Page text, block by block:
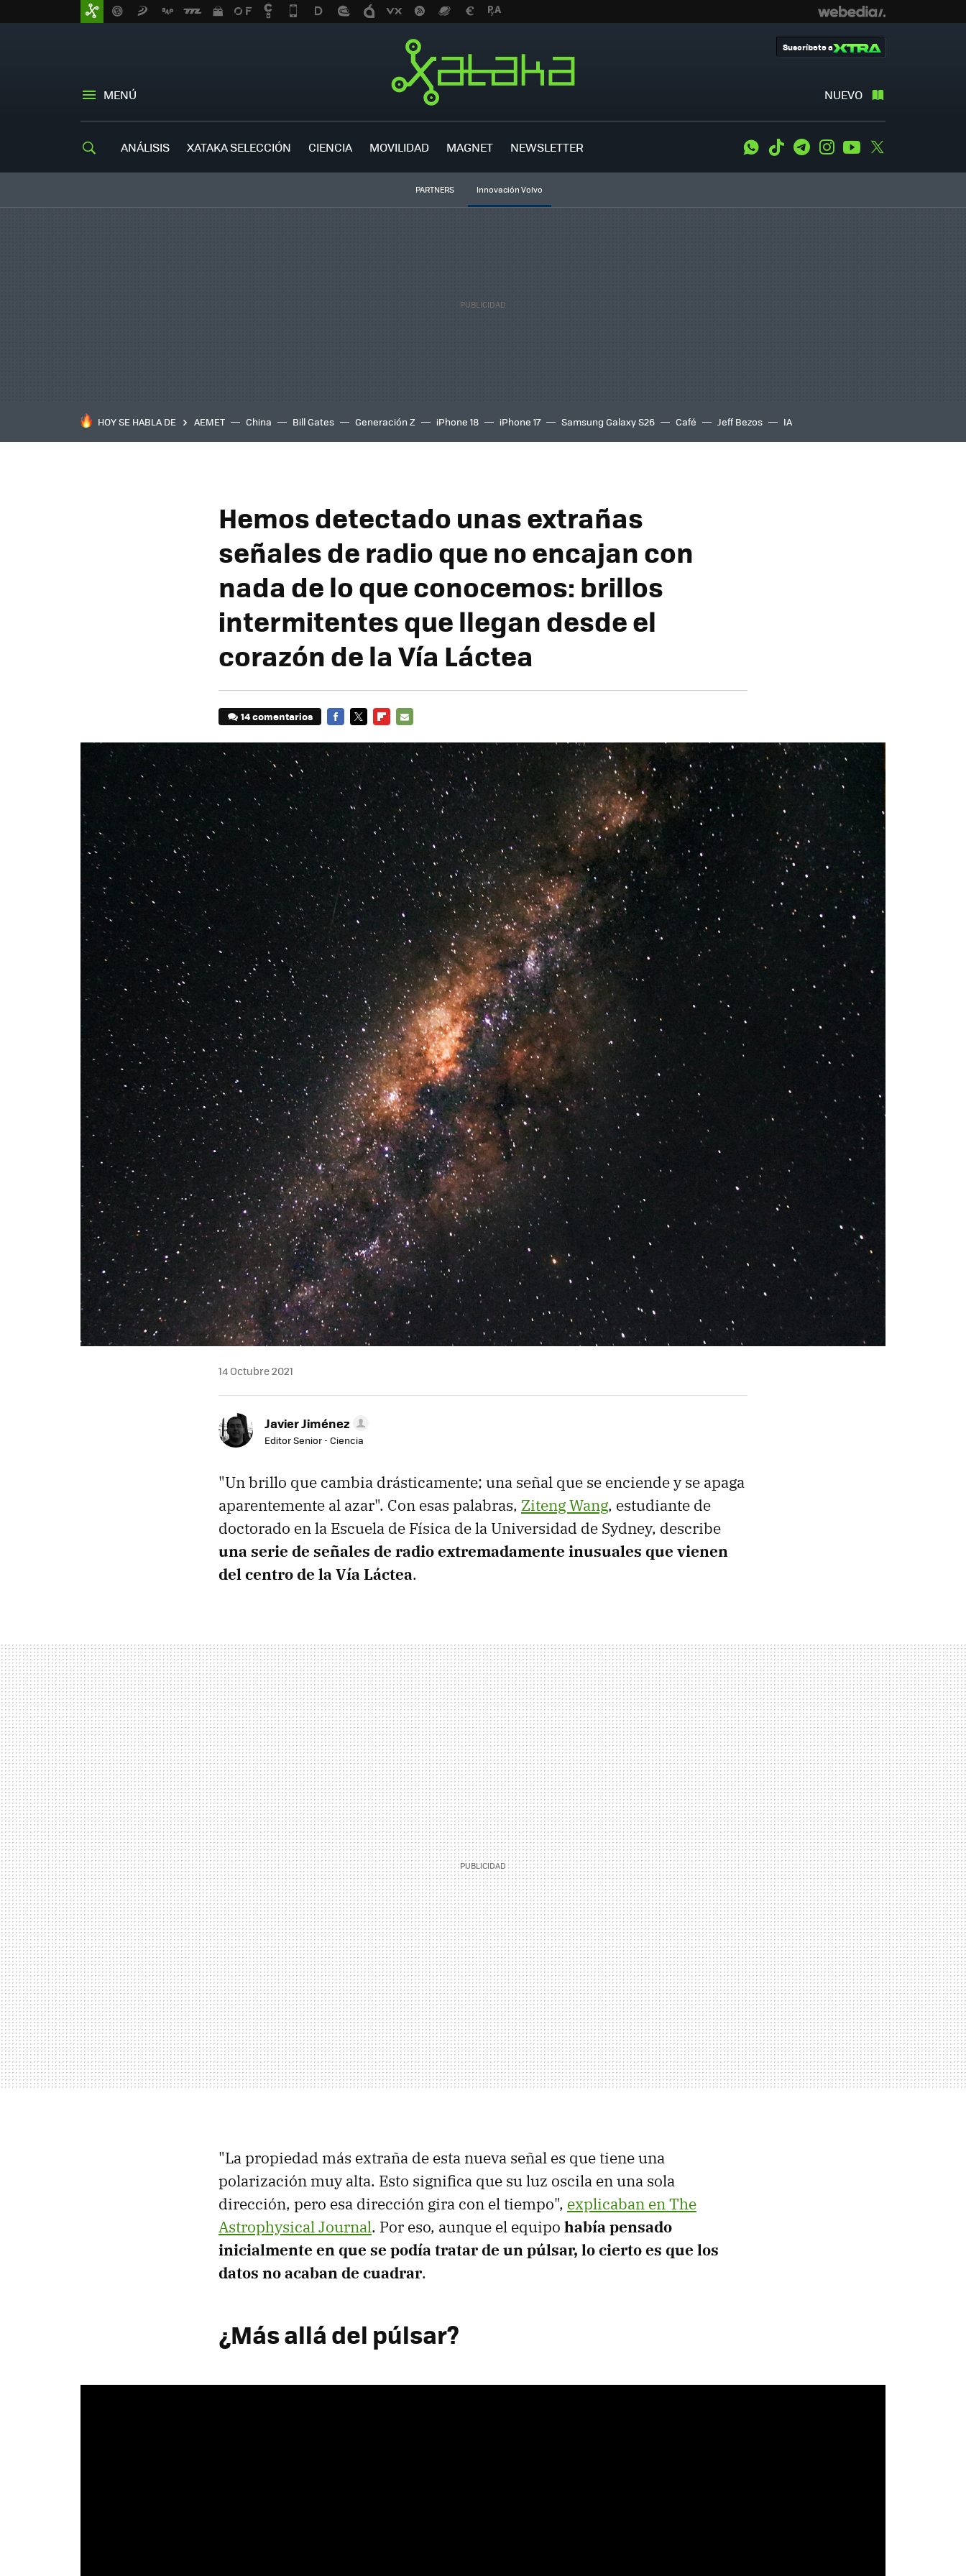
MENÚ NUEVO
Suscríbete a
ANÁLISIS XATAKA SELECCIÓN CIENCIA MOVILIDAD MAGNET NEWSLETTER WhatsApp
Tiktok TelegramInstagramYoutube
PARTNERS Innovación Volvo
HOY SE HABLA DE AEMET China Bill Gates Generación Z iPhone 18 iPhone 17 Samsung Galaxy S26 Café Jeff Bezos IA
Hemos detectado unas extrañas
señales de radio que no encajan con
nada de lo que conocemos: brillos
intermitentes que llegan desde el
corazón de la Vía Láctea
14 comentarios
MAIL
14 Octubre 2021
Javier Jiménez
Editor Senior - Ciencia
"Un brillo que cambia drásticamente; una señal que se enciende y se apaga
aparentemente al azar". Con esas palabras, Ziteng Wang, estudiante de
doctorado en la Escuela de Física de la Universidad de Sydney, describe
una serie de señales de radio extremadamente inusuales que vienen
del centro de la Vía Láctea.
"La propiedad más extraña de esta nueva señal es que tiene una
polarización muy alta. Esto significa que su luz oscila en una sola
dirección, pero esa dirección gira con el tiempo", explicaban en The
Astrophysical Journal. Por eso, aunque el equipo había pensado
inicialmente en que se podía tratar de un púlsar, lo cierto es que los
datos no acaban de cuadrar.
¿Más allá del púlsar?